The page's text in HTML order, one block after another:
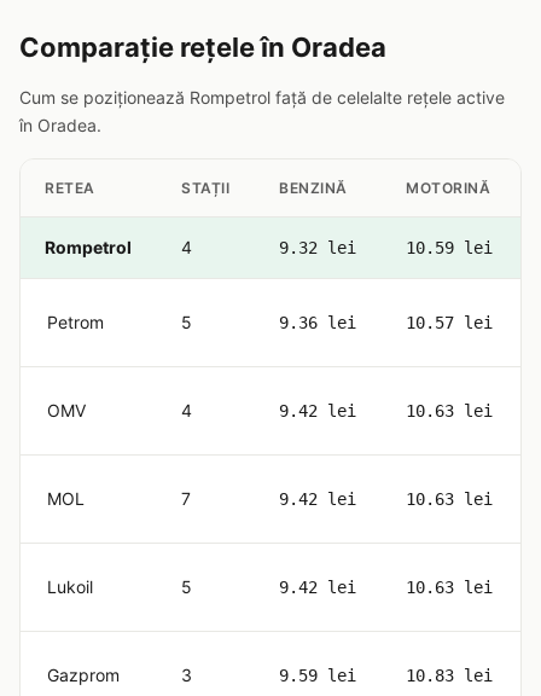
Comparație rețele în Oradea
Cum se poziționează Rompetrol față de celelalte rețele active
în Oradea.
RETEA STAȚII BENZINĂ MOTORINĂ
Rompetrol 4 9.32 lei 10.59 lei
Petrom 5 9.36 lei 10.57 lei
OMV 4 9.42 lei 10.63 lei
MOL 7 9.42 lei 10.63 lei
Lukoil 5 9.42 lei 10.63 lei
Gazprom 3 9.59 lei 10.83 lei